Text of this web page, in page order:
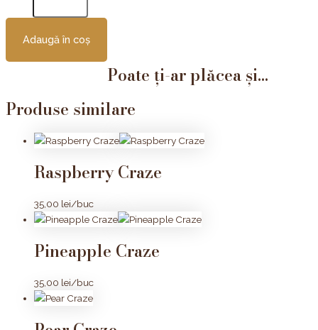
Adaugă în coș
Poate ți-ar plăcea și...
Produse similare
Raspberry Craze
35,00 lei/buc
Pineapple Craze
35,00 lei/buc